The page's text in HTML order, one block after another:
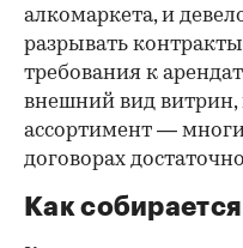
алкомаркета, и
разрывать
требования к
внешний вид
ассортимент —
договорах
Как собирается